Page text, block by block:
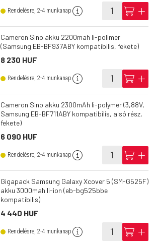
Rendelésre, 2-4 munkanap info cart add
Cameron Sino akku 2200mah li-polimer
(Samsung EB-BF937ABY kompatibilis, fekete)
8 230 HUF
Rendelésre, 2-4 munkanap info cart add
Cameron Sino akku 2300mAh li-polymer (3,88V,
Samsung EB-BF711ABY kompatibilis, alsó rész,
fekete)
6 090 HUF
Rendelésre, 2-4 munkanap info cart add
Gigapack Samsung Galaxy Xcover 5 (SM-G525F)
akku 3000mah li-ion (eb-bg525bbe
kompatibilis)
4 440 HUF
Rendelésre, 2-4 munkanap info cart add